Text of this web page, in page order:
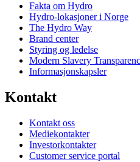
Fakta om Hydro
Hydro-lokasjoner i Norge
The Hydro Way
Brand center
Styring og ledelse
Modern Slavery
Informasjonskapsler
Kontakt
Kontakt oss
Mediekontakter
Investorkontakter
Customer service portal